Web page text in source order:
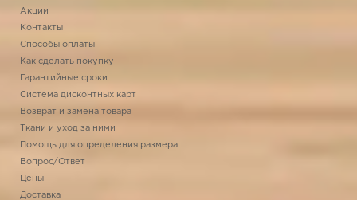
Акции
Контакты
Способы оплаты
Как сделать покупку
Гарантийные сроки
Система дисконтных карт
Возврат и замена товара
Ткани и уход за ними
Помощь для определения размера
Вопрос/Ответ
Цены
Доставка